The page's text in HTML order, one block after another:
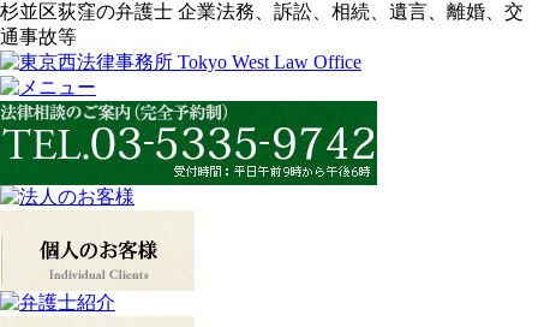
杉並区荻窪の弁護士 企業法務、訴訟、相続、遺言、離婚、交
通事故等